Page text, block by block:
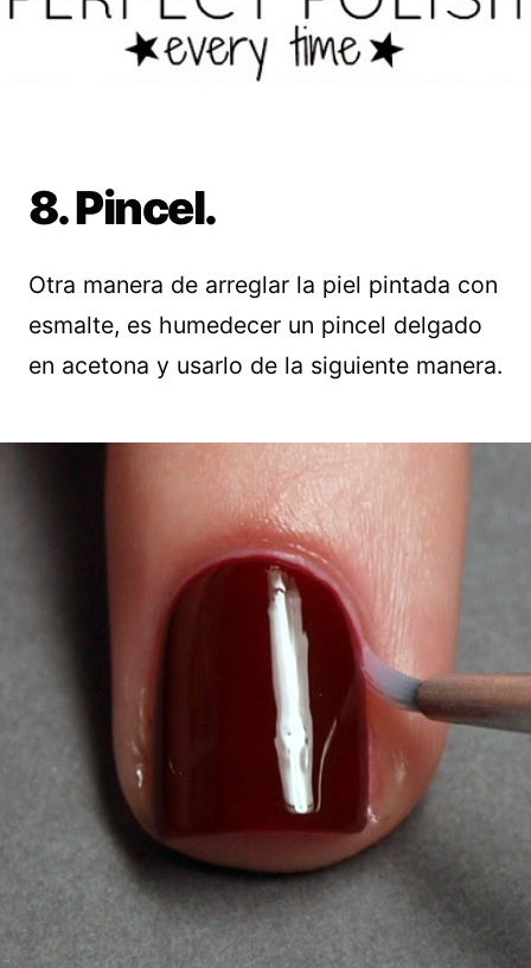
8. Pincel.
Otra manera de arreglar la piel pintada con
esmalte, es humedecer un pincel delgado
en acetona y usarlo de la siguiente manera.